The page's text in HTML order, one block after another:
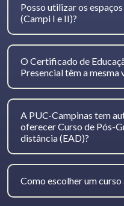
Posso utilizar os
(Campi I e II)?
O Certificado de
Presencial têm a mesma
A PUC-Campinas tem
oferecer Curso de Pós-
distância (EAD)?
Como escolher um